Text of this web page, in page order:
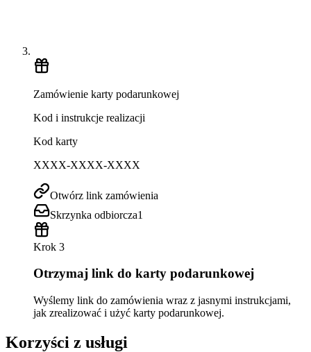
Zamówienie karty podarunkowej
Kod i instrukcje realizacji
Kod karty
XXXX-XXXX-XXXX
Otwórz link zamówienia
Skrzynka odbiorcza1
Krok 3
Otrzymaj link do karty podarunkowej
Wyślemy link do zamówienia wraz z jasnymi instrukcjami,
jak zrealizować i użyć karty podarunkowej.
Korzyści z usługi